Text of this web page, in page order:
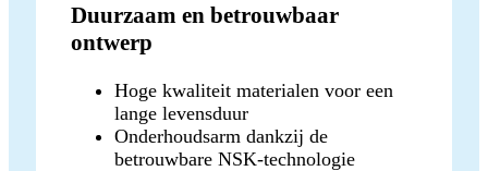
Duurzaam en betrouwbaar
ontwerp
Hoge kwaliteit materialen voor een
lange levensduur
Onderhoudsarm dankzij de
betrouwbare NSK-technologie